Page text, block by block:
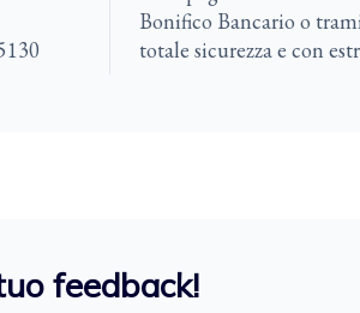
Bonifico Bancario o
totale sicurezza e con
feedback!